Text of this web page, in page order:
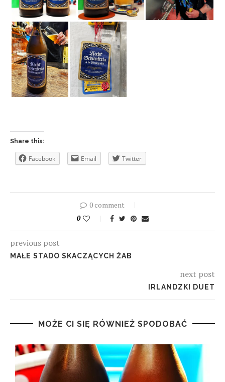
Share this:
Facebook Email Twitter
0 comment
0
previous post
MAŁE STADO SKACZĄCYCH ŻAB
next post
IRLANDZKI DUET
MOŻE CI SIĘ RÓWNIEŻ SPODOBAĆ